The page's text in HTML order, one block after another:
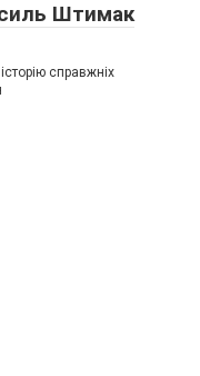
Штимак
справжніх